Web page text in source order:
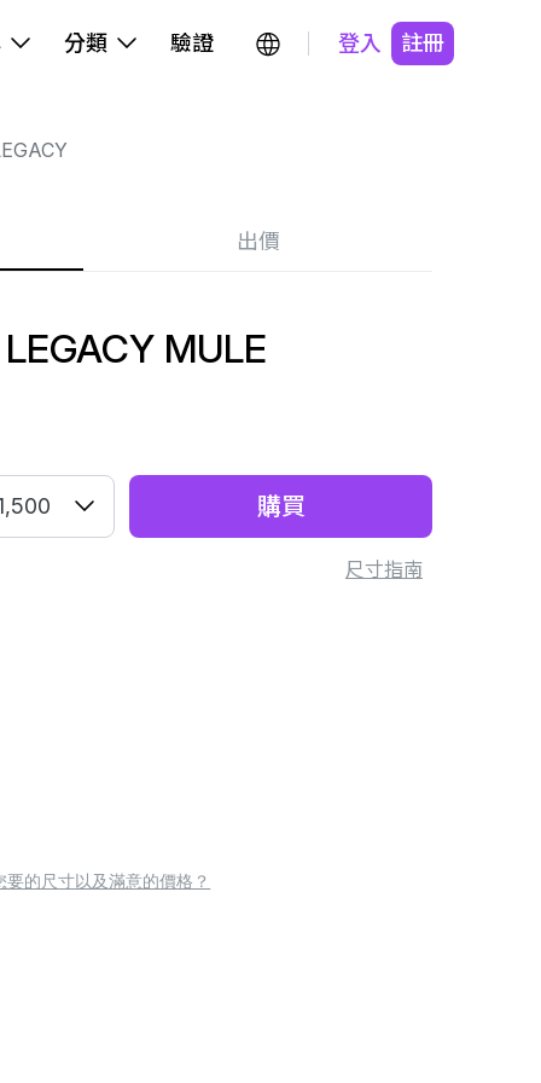
分類 驗證 登入 註冊
出價
MULE
購買
尺寸指南
要的尺寸以及滿意的價格？